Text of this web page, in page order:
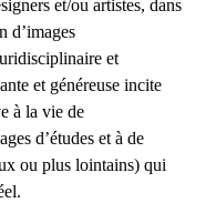
et/ou artistes, dans
d’images
et
et généreuse incite
à la vie de
d’études et à de
ou plus lointains) qui